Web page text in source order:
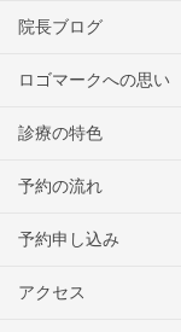
院長ブログ
ロゴマークへの思い
診療の特色
予約の流れ
予約申し込み
アクセス